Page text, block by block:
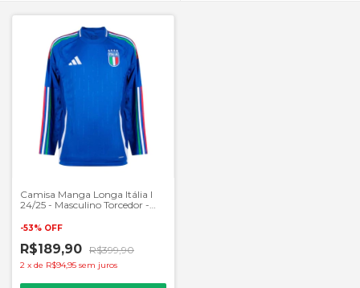
Camisa Manga Longa Itália I
24/25 - Masculino Torcedor -
-53% OFF
R$189,90 R$399,90
2 x de R$94,95 sem juros